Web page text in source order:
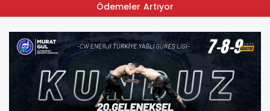
Ödemeler Artıyor